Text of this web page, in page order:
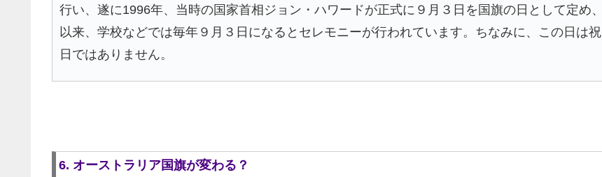
行い、遂に1996年、当時の国家首相ジョン・ハワードが正式に９月３日を国旗の日として定め、
以来、学校などでは毎年９月３日になるとセレモニーが行われています。ちなみに、この日は祝
日ではありません。
6. オーストラリア国旗が変わる？